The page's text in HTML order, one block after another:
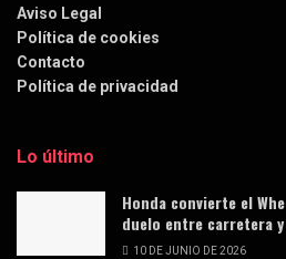
Aviso Legal
Política de cookies
Contacto
Política de privacidad
Lo último
Honda convierte el
duelo entre carretera
10 DE JUNIO DE 2026